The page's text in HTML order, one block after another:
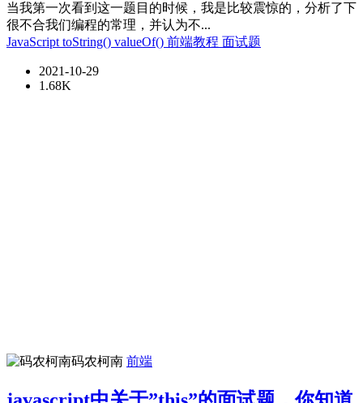
当我第一次看到这一题目的时候，我是比较震惊的，分析了下
很不合我们编程的常理，并认为不...
JavaScript toString() valueOf() 前端教程 面试题
2021-10-29
1.68K
码农柯南 前端